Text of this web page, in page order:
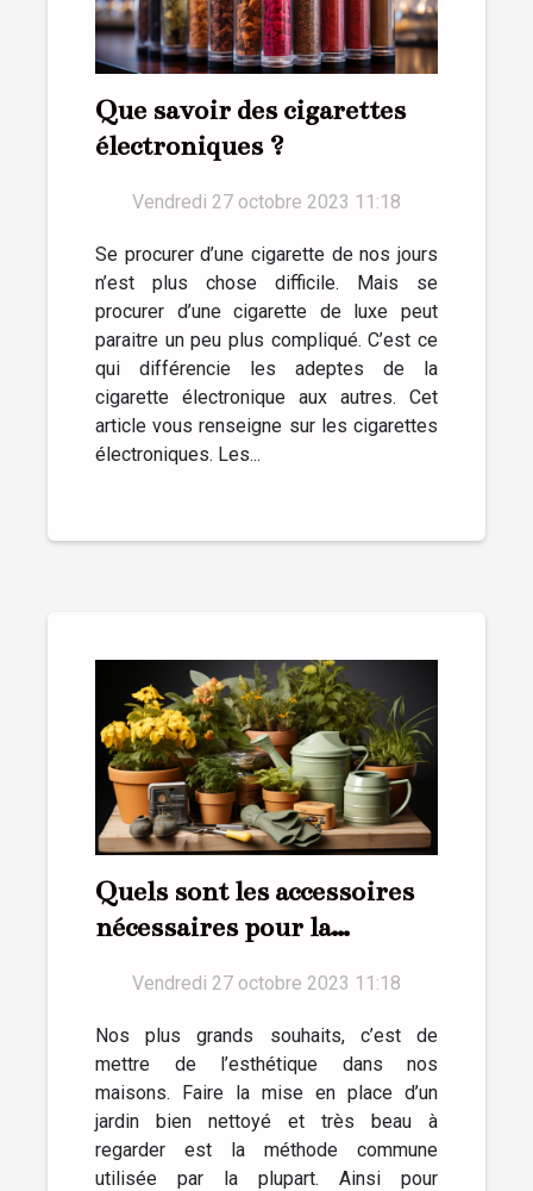
Que savoir des cigarettes
électroniques ?
Vendredi 27 octobre 2023 11:18
Se procurer d’une cigarette de nos jours
n’est plus chose difficile. Mais se
procurer d’une cigarette de luxe peut
paraitre un peu plus compliqué. C’est ce
qui différencie les adeptes de la
cigarette électronique aux autres. Cet
article vous renseigne sur les cigarettes
électroniques. Les...
Quels sont les accessoires
nécessaires pour la
Vendredi 27 octobre 2023 11:18
Nos plus grands souhaits, c’est de
mettre de l’esthétique dans nos
maisons. Faire la mise en place d’un
jardin bien nettoyé et très beau à
regarder est la méthode commune
utilisée par la plupart. Ainsi pour